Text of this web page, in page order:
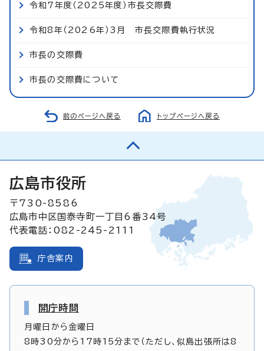
令和7年度（2025年度）市長交際費
令和8年（2026年）3月 市長交際費執行状況
市長の交際費
市長の交際費について
前のページへ戻る トップページへ戻る
広島市役所
〒730-8586
広島市中区国泰寺町一丁目6番34号
代表電話：082-245-2111
庁舎案内
開庁時間
月曜日から金曜日
8時30分から17時15分まで（ただし、似島出張所は8